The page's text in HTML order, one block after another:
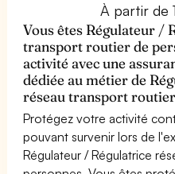
À partir de
Vous êtes Régulateur /
transport routier de
activité avec une
dédiée au métier de
réseau transport
Protégez votre activité
pouvant survenir lors de
Régulateur / Régulatrice